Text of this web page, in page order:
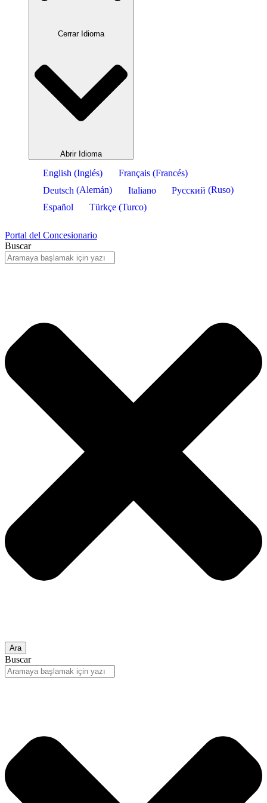
Cerrar Idioma
Abrir Idioma
English (Inglés) Français(Francés)
Deutsch (Alemán) Italiano Русский (Ruso)
Español
Türkçe(Turco)
Portal del Concesionario
Buscar
Ara
Buscar